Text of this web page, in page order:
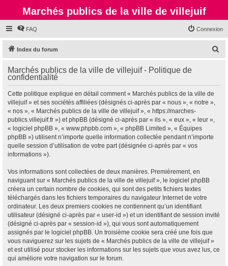
Marchés publics de la ville de villejuif
FAQ Connexion
Index du forum
h
Marchés publics de la ville de villejuif - Politique de
confidentialité
Cette politique explique en détail comment « Marchés publics de la ville de
villejuif » et ses sociétés affiliées (désignés ci-après par « nous », « notre »,
« nos », « Marchés publics de la ville de villejuif », « https://marches-
publics.villejuif.fr ») et phpBB (désigné ci-après par « ils », « eux », « leur »,
« logiciel phpBB », « www.phpbb.com », « phpBB Limited », « Équipes
phpBB ») utilisent n’importe quelle information collectée pendant n’importe
quelle session d’utilisation de votre part (désignée ci-après par « vos
informations »).
Vos informations sont collectées de deux manières. Premièrement, en
naviguant sur « Marchés publics de la ville de villejuif », le logiciel phpBB
créera un certain nombre de cookies, qui sont des petits fichiers textes
téléchargés dans les fichiers temporaires du navigateur Internet de votre
ordinateur. Les deux premiers cookies ne contiennent qu’un identifiant
utilisateur (désigné ci-après par « user-id ») et un identifiant de session invité
(désigné ci-après par « session-id »), qui vous sont automatiquement
assignés par le logiciel phpBB. Un troisième cookie sera créé une fois que
vous naviguerez sur les sujets de « Marchés publics de la ville de villejuif »
et est utilisé pour stocker les informations sur les sujets que vous avez lus, ce
qui améliore votre navigation sur le forum.